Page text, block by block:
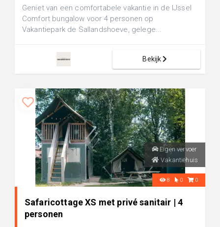
Geniet van een comfortabele vakantie in de IJssel
Comfort bungalow voor 4 personen op
Vakantiepark de Sallandshoeve, gelege...
Bekijk
Eigen vervoer
Vakantiehuis
8 0 0
Safaricottage XS met privé sanitair | 4
personen